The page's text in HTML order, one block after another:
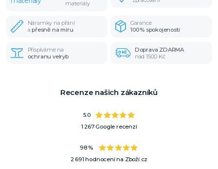
materiály
Náramky na přání
apřesně na míru
Garance
100% spokojenosti
Přispíváme na
ochranu velryb
Doprava ZDARMA
nad 1500 Kč
Recenze našich zákazníků
5.0
1 267 Google recenzí
98 %
2 691 hodnocení na Zboží.cz